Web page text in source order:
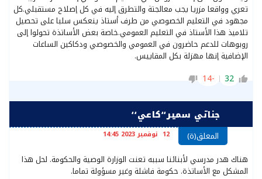
تعري وواقعا مزريا يجب معالجتة والتطرق إليه في كل إصلاح مستقبلي.كل
مجهود في التعليم الخصوصي من طرف أستاذ ينعكس سلبا على تحصيل
تلاميذ هذا الأستاذ في التعليم العمومي.خاصة بعض الأساتذة تحولوا إلى
روبوهات للدعم حاضرون في العمومي والخصوصي ودكاكين الساعات
الإضافية إنها مهزلة بكل المقاييس.
32
-14
جناتي سمير‘‘كاعي‘‘
المعلق(ة) 12 نوفمبر 2023 14:45
هناك هدر مدرسي لأبنائنا سببه تعنت الوزارة الوصية والحكومة. لحل هذا
المشكل مع الأساتذة. حكومة فاشلة وغير مسؤولة تماما.